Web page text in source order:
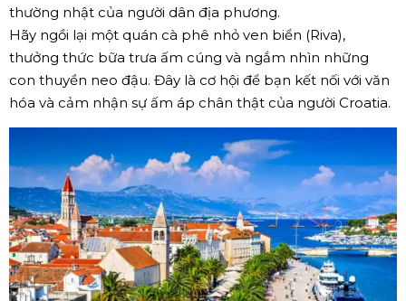
thường nhật của người dân địa phương.
Hãy ngồi lại một quán cà phê nhỏ ven biển (Riva),
thưởng thức bữa trưa ấm cúng và ngắm nhìn những
con thuyền neo đậu. Đây là cơ hội để bạn kết nối với văn
hóa và cảm nhận sự ấm áp chân thật của người Croatia.